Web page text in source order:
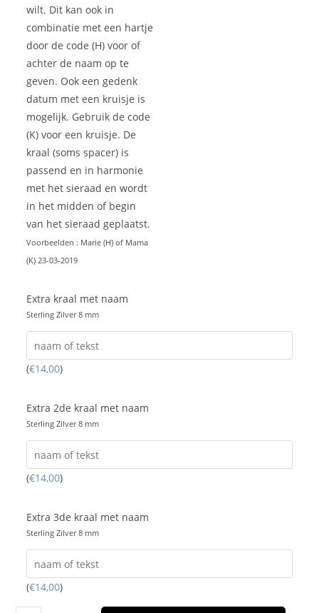
wilt. Dit kan ook in
combinatie met een hartje
door de code (H) voor of
achter de naam op te
geven. Ook een gedenk
datum met een kruisje is
mogelijk. Gebruik de code
(K) voor een kruisje. De
kraal (soms spacer) is
passend en in harmonie
met het sieraad en wordt
in het midden of begin
van het sieraad geplaatst.
Voorbeelden : Marie (H) of Mama
(K) 23-03-2019
Extra kraal met naam
Sterling Zilver 8 mm
(€14,00)
Extra 2de kraal met naam
Sterling Zilver 8 mm
(€14,00)
Extra 3de kraal met naam
Sterling Zilver 8 mm
(€14,00)